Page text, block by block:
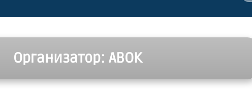
Организатор: АВОК